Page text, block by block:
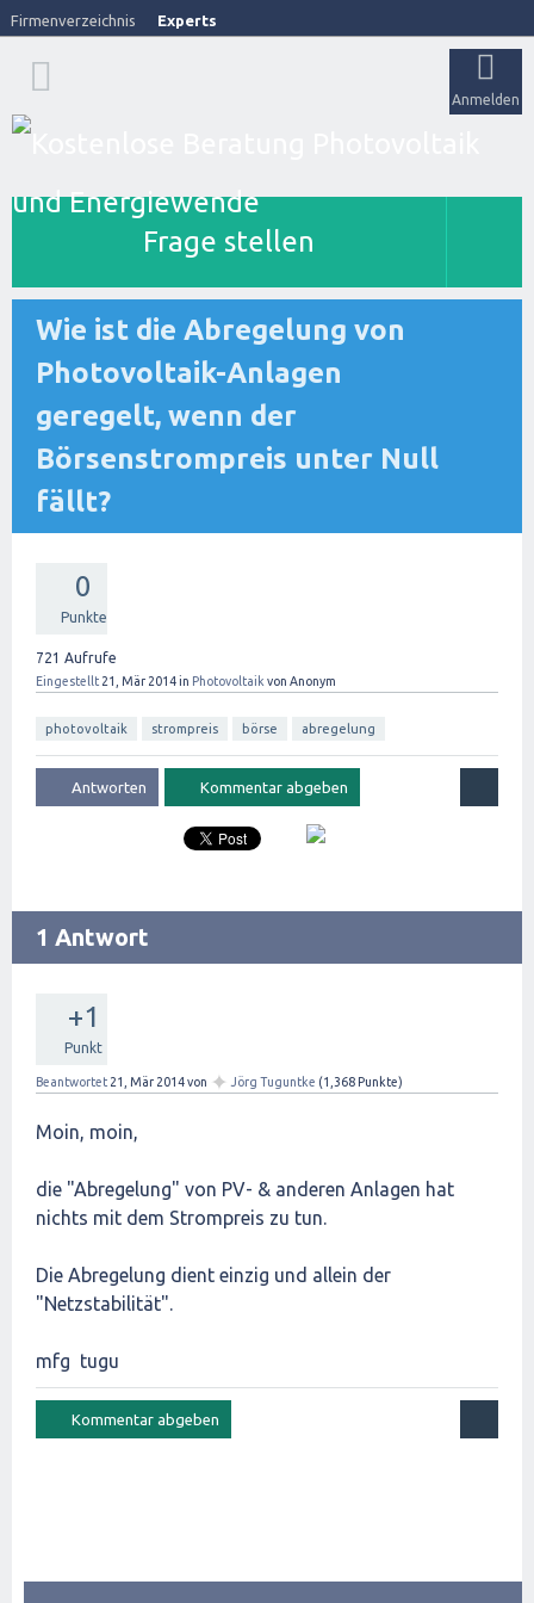
Firmenverzeichnis Experts
Anmelden
Frage stellen
Wie ist die Abregelung von
Photovoltaik-Anlagen
geregelt, wenn der
Börsenstrompreis unter Null
fällt?
0
Punkte
721 Aufrufe
Eingestellt 21, Mär 2014in Photovoltaik von Anonym
photovoltaik strompreis börse abregelung
1 Antwort
+1
Punkt
Beantwortet 21, Mär 2014von ✦ Jörg Tuguntke (1,368 Punkte)
Moin, moin,
die "Abregelung" von PV- & anderen Anlagen hat
nichts mit dem Strompreis zu tun.
Die Abregelung dient einzig und allein der
"Netzstabilität".
mfg tugu